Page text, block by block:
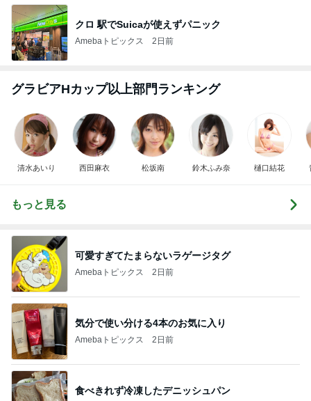
クロ 駅でSuicaが使えずパニック
Amebaトピックス 2日前
グラビアHカップ以上部門ランキング
清水あいり 西田麻衣 松坂南 鈴木ふみ奈 樋口結花
もっと見る
可愛すぎてたまらないラゲージタグ
Amebaトピックス 2日前
気分で使い分ける4本のお気に入り
Amebaトピックス 2日前
食べきれず冷凍したデニッシュパン